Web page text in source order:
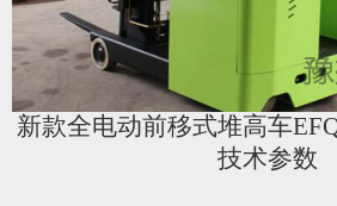
新款全电动前移式堆高车
技术参数